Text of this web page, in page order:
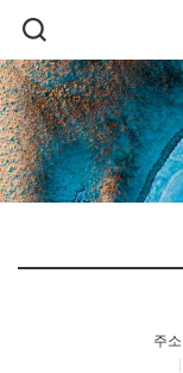
검
색
열
기
주소